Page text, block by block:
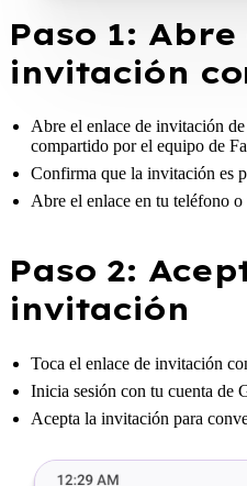
Paso 1:
invitación
Abre el enlace de invitación
compartido por el equipo de
Confirma que la invitación es
Abre el enlace en tu teléfono
Paso 2:
invitación
Toca el enlace de invitación
Inicia sesión con tu cuenta de
Acepta la invitación para